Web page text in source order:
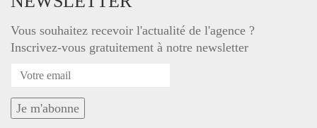
Vous souhaitez recevoir l'actualité de l'agence ?
Inscrivez-vous gratuitement à notre newsletter